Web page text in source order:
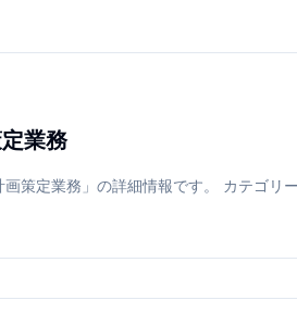
業務
策定業務」の詳細情報です。 カテゴリ